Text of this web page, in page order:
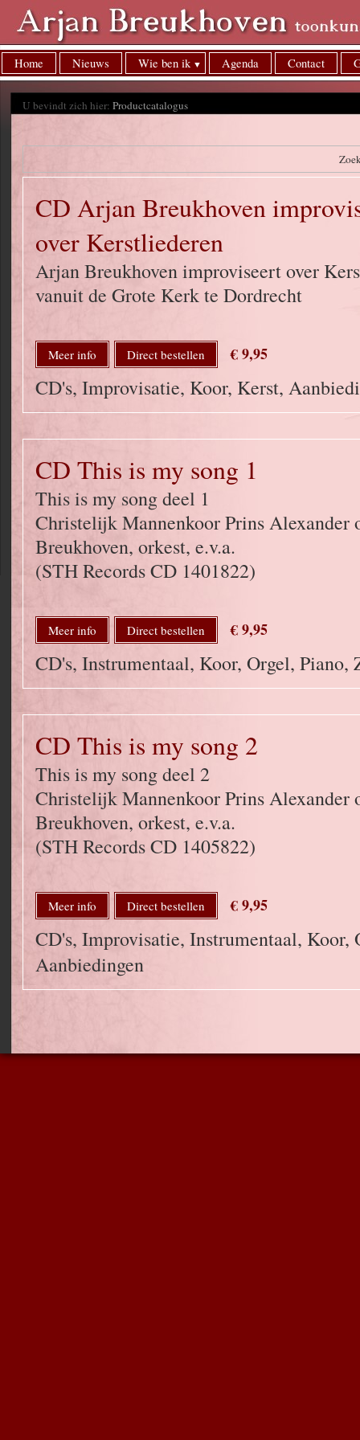
Home Nieuws Wie ben ik Agenda Contact
U bevindt zich hier: Productcatalogus
CD Arjan Breukhoven
over Kerstliederen
Arjan Breukhoven improviseert over
vanuit de Grote Kerk te Dordrecht
Meer info Direct bestellen € 9,95
CD's, Improvisatie, Koor, Kerst,
CD This is my song 1
This is my song deel 1
Christelijk Mannenkoor Prins Alexander
Breukhoven, orkest, e.v.a.
(STH Records CD 1401822)
Meer info Direct bestellen € 9,95
CD's, Instrumentaal, Koor, Orgel, Piano,
CD This is my song 2
This is my song deel 2
Christelijk Mannenkoor Prins Alexander
Breukhoven, orkest, e.v.a.
(STH Records CD 1405822)
Meer info Direct bestellen € 9,95
CD's, Improvisatie, Instrumentaal, Koor,
Aanbiedingen